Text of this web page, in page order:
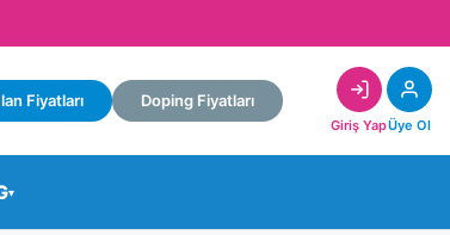
Fiyatları Doping Fiyatları
Giriş YapÜye Ol
▾